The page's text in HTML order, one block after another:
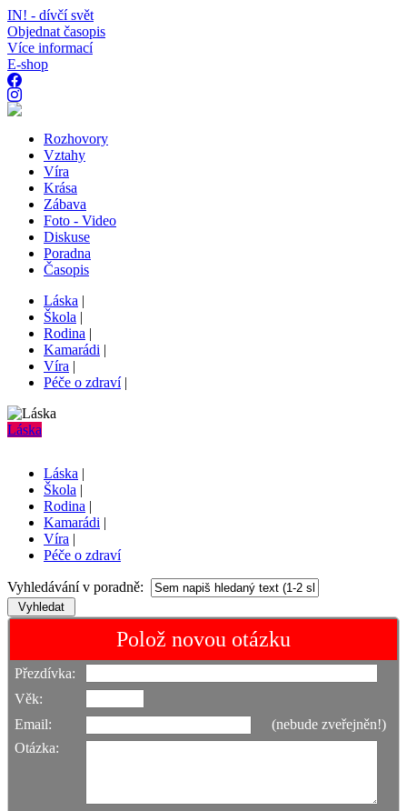
IN! - dívčí svět
Objednat časopis
Více informací
E-shop
Rozhovory
Vztahy
Víra
Krása
Zábava
Foto - Video
Diskuse
Poradna
Časopis
Láska |
Škola |
Rodina |
Kamarádi |
Víra |
Péče o zdraví|
Láska
Láska |
Škola |
Rodina |
Kamarádi |
Víra |
Péče o zdraví
Vyhledávání v poradně:
Polož novou otázku
Přezdívka:
Věk:
Email:
(nebude zveřejněn!)
Otázka: